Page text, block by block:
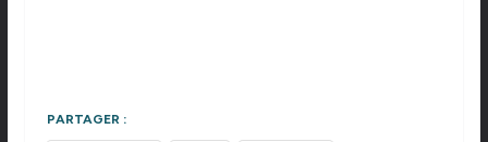
PARTAGER :